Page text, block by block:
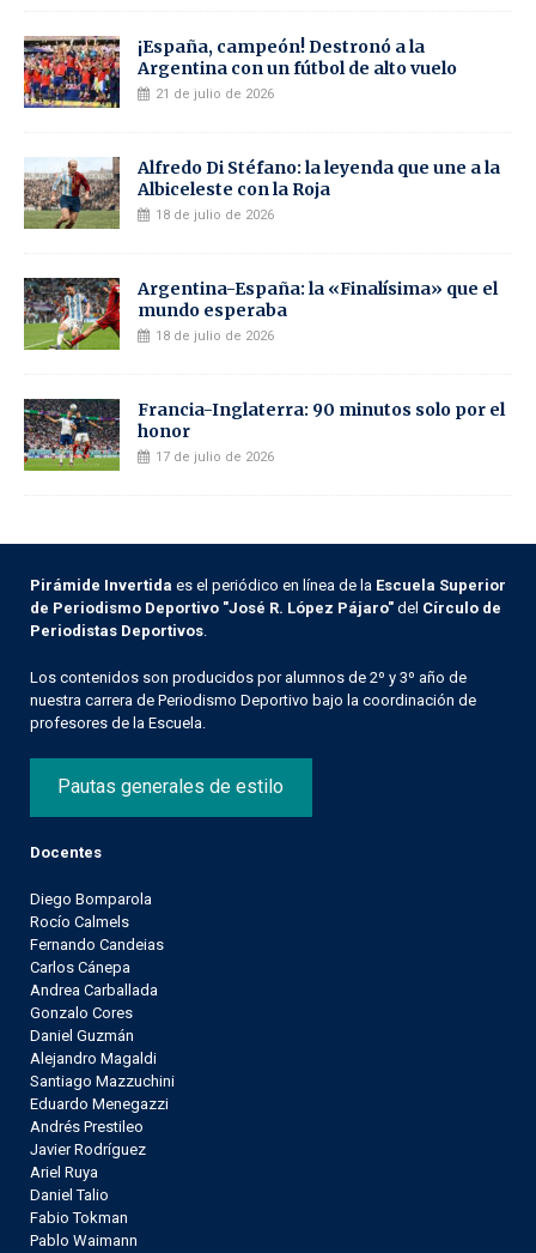
¡España, campeón! Destronó a la
Argentina con un fútbol de alto vuelo
21 de julio de 2026
Alfredo Di Stéfano: la leyenda que une a la
Albiceleste con la Roja
18 de julio de 2026
Argentina-España: la «Finalísima» que el
mundo esperaba
18 de julio de 2026
Francia-Inglaterra: 90 minutos solo por el
honor
17 de julio de 2026
Pirámide Invertida es el periódico en línea de la Escuela Superior
de Periodismo Deportivo "José R. López Pájaro" del Círculo de
Periodistas Deportivos
Los contenidos son producidos por alumnos de 2º y 3º año de
nuestra carrera de Periodismo Deportivo bajo la coordinación de
profesores de la Escuela.
Pautas generales de estilo
Docentes
Diego Bomparola
Rocío Calmels
Fernando Candeias
Carlos Cánepa
Andrea Carballada
Gonzalo Cores
Daniel Guzmán
Alejandro Magaldi
Santiago Mazzuchini
Eduardo Menegazzi
Andrés Prestileo
Javier Rodríguez
Ariel Ruya
Daniel Talio
Fabio Tokman
Pablo Waimann